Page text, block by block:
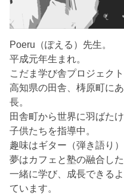
Poeru（ぽえる）先生。
平成元年生まれ。
こだま学び舎プロジェクト
高知県の田舎、梼原町に
長。
田舎町から世界に羽ばた
子供たちを指導中。
趣味はギター（弾き語り
夢はカフェと塾の融合し
一緒に学び、成長できる
ています。